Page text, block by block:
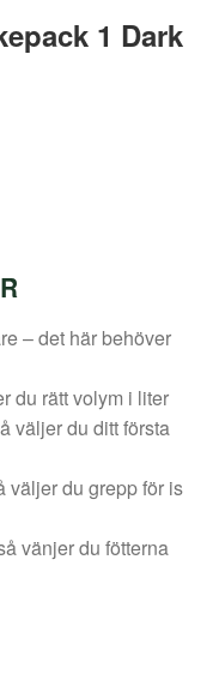
1 Dark
– det här behöver
du rätt volym i liter
väljer du ditt första
väljer du grepp för is
vänjer du fötterna